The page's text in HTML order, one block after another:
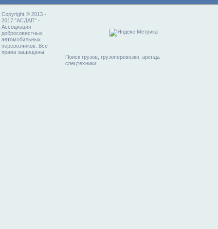
Copyright © 2013 -
2017 "АСДАП" -
Ассоциация
добросовестных
автомобильных
перевозчиков. Все
права защищены.
Поиск грузов, грузоперевозки, аренда
спецтехники.